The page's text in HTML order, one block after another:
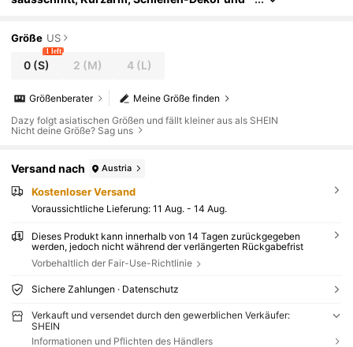
Größe US
0 (S)
1 left
2 (M) 4(L)
Meine Größe finden
Größenberater
Dazy folgt asiatischen Größen und fällt kleiner aus als SHEIN
Nicht deine Größe? Sag uns
Versand nach Austria
Kostenloser Versand
Voraussichtliche Lieferung: 11 Aug. - 14 Aug.
Dieses Produkt kann innerhalb von 14 Tagen zurückgegeben
werden, jedoch nicht während der verlängerten Rückgabefrist
Vorbehaltlich der Fair-Use-Richtlinie
Sichere Zahlungen · Datenschutz
Verkauft und versendet durch den gewerblichen Verkäufer:
SHEIN
Informationen und Pflichten des Händlers